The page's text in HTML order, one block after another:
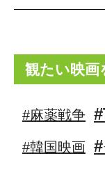
観たい映画
#麻薬戦争
#韓国映画